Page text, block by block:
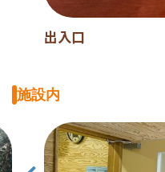
出入口
施設内